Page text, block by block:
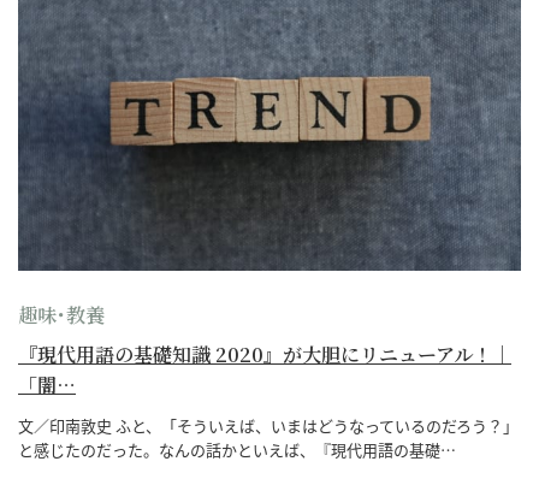
趣味･教養
『現代用語の基礎知識 2020』が大胆にリニューアル！｜
「闇…
文／印南敦史 ふと、「そういえば、いまはどうなっているのだろう？」
と感じたのだった。なんの話かといえば、『現代用語の基礎…